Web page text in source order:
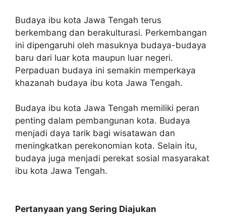
Budaya ibu kota Jawa Tengah terus
berkembang dan berakulturasi. Perkembangan
ini dipengaruhi oleh masuknya budaya-budaya
baru dari luar kota maupun luar negeri.
Perpaduan budaya ini semakin memperkaya
khazanah budaya ibu kota Jawa Tengah.
Budaya ibu kota Jawa Tengah memiliki peran
penting dalam pembangunan kota. Budaya
menjadi daya tarik bagi wisatawan dan
meningkatkan perekonomian kota. Selain itu,
budaya juga menjadi perekat sosial masyarakat
ibu kota Jawa Tengah.
Pertanyaan yang Sering Diajukan